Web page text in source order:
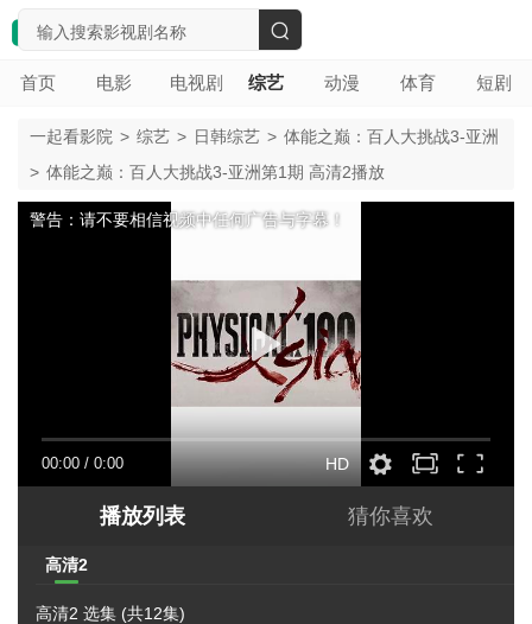
首页 电影 电视剧 综艺 动漫 体育 短剧
搜
一起看影院 > 综艺 > 日韩综艺 > 体能之巅：百人大挑战3-亚洲
> 体能之巅：百人大挑战3-亚洲第1期 高清2播放
00:00 / 0:00 HD
警告：请不要相信视频中任何广告与字幕！
播放列表 猜你喜欢
高清2
高清2 选集 (共12集)